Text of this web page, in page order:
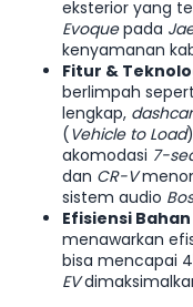
eksterior yang
Evoquepada
kenyamanan
Fitur &
berlimpah
lengkap,
(Vehicle to Load
akomodasi 7-
dan CR-V
sistem audio
Efisiensi
menawarkan
bisa mencapai
EV